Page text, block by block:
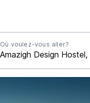
Où voulez-vous aller?